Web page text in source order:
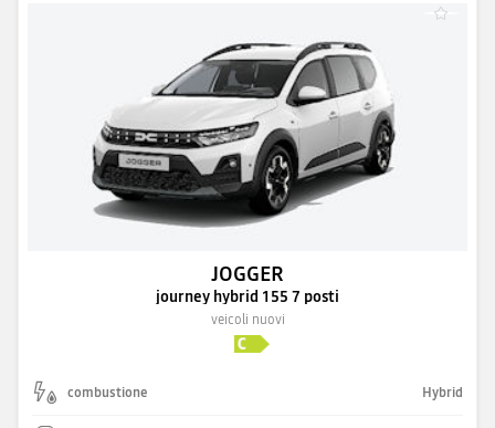
JOGGER
journey hybrid 155 7 posti
veicoli nuovi
combustione Hybrid